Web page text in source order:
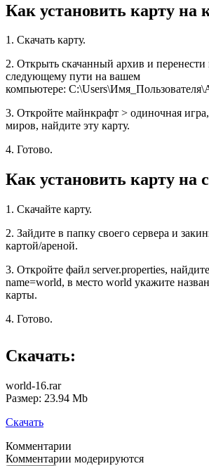
Как установить карту на
1. Скачать карту.
2. Открыть скачанный архив и перенести
следующему пути на вашем
компьютере:
3. Откройте майнкрафт > одиночная
миров, найдите эту карту.
4. Готово.
Как установить карту на
1. Скачайте карту.
2. Зайдите в папку своего сервера и
картой/ареной.
3. Откройте файл server.properties,
name=world, в место world укажите
карты.
4. Готово.
Скачать:
world-16.rar
Размер: 23.94 Mb
Скачать
Комментарии
Комментарии модерируются